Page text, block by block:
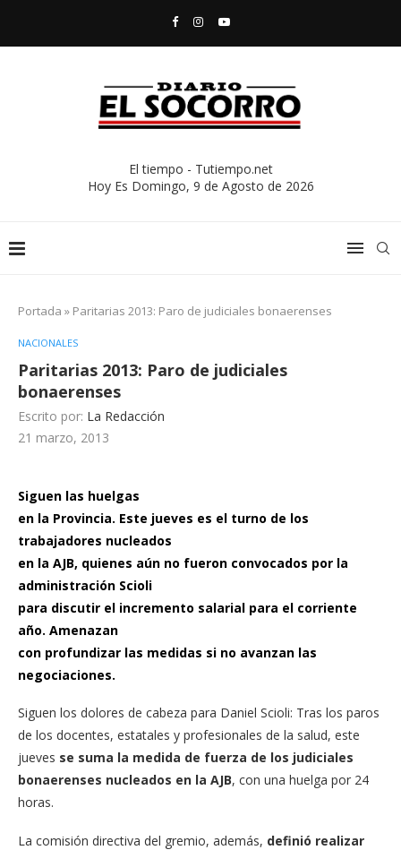
El tiempo - Tutiempo.net
Hoy Es Domingo, 9 de Agosto de 2026
Portada » Paritarias 2013: Paro de judiciales bonaerenses
NACIONALES
Paritarias 2013: Paro de judiciales
bonaerenses
Escrito por: La Redacción
21 marzo, 2013
Siguen las huelgas
en la Provincia. Este jueves es el turno de los
trabajadores nucleados
en la AJB, quienes aún no fueron convocados por la
administración Scioli
para discutir el incremento salarial para el corriente
año. Amenazan
con profundizar las medidas si no avanzan las
negociaciones.
Siguen los dolores de cabeza para Daniel Scioli: Tras los paros
de los docentes, estatales y profesionales de la salud, este
jueves se suma la medida de fuerza de los judiciales
bonaerenses nucleados en la AJB, con una huelga por 24
horas.
La comisión directiva del gremio, además, definió realizar